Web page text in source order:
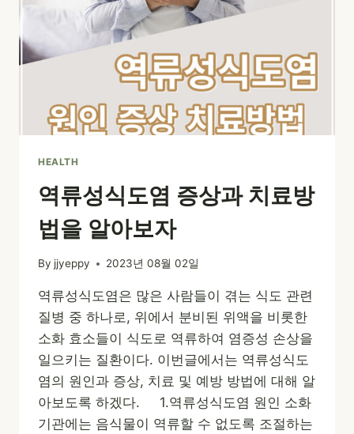
완
화
에
좋
은
식
BEST
HEALTH
역류성식도염 증상과 치료방
법을 알아보자
By jjyeppy 2023년 08월 02일
역류성식도염은 많은 사람들이 겪는 식도 관련
질병 중 하나로, 위에서 분비된 위액을 비롯한
소화 효소들이 식도로 역류하여 염증성 손상을
일으키는 질환이다. 이번글에서는 역류성식도
염의 원인과 증상, 치료 및 예방 방법에 대해 알
아보도록 하겠다. 1.역류성식도염 원인 소화
기관에는 음식물이 역류할 수 없도록 조절하는